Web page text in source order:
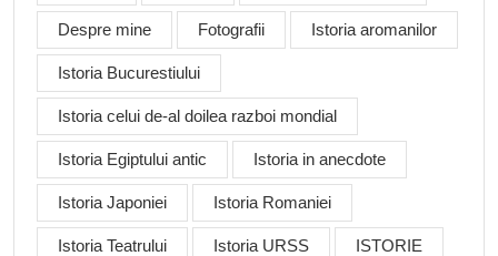
Despre mine Fotografii Istoria aromanilor
Istoria Bucurestiului
Istoria celui de-al doilea razboi mondial
Istoria Egiptului antic Istoria in anecdote
Istoria Japoniei Istoria Romaniei
Istoria Teatrului Istoria URSS ISTORIE